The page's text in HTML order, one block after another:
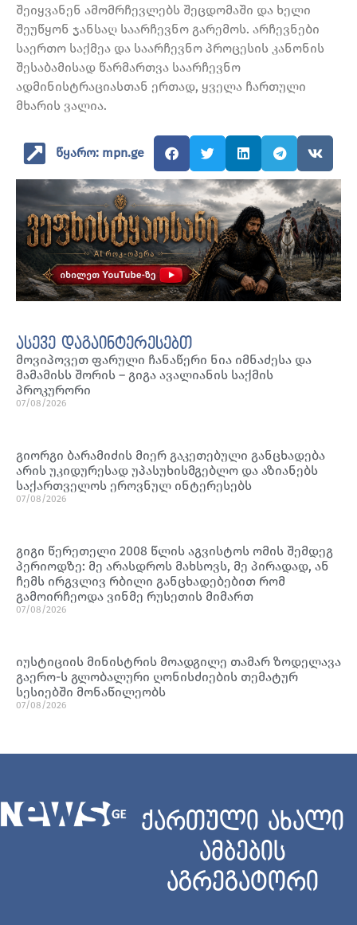
შეიყვანენ ამომრჩევლებს შეცდომაში და ხელი
შეუწყონ ჯანსაღ საარჩევნო გარემოს. არჩევნები
საერთო საქმეა და საარჩევნო პროცესის კანონის
შესაბამისად წარმართვა საარჩევნო
ადმინისტრაციასთან ერთად, ყველა ჩართული
მხარის ვალია.
წყარო: mpn.ge
ასევე დაგაინტერესებთ
მოვიპოვეთ ფარული ჩანაწერი ნია იმნაძესა და
მამამისს შორის – გიგა ავალიანის საქმის
პროკურორი
07/08/2026
გიორგი ბარამიძის მიერ გაკეთებული განცხადება
არის უკიდურესად უპასუხისმგებლო და აზიანებს
საქართველოს ეროვნულ ინტერესებს
07/08/2026
გიგი წერეთელი 2008 წლის აგვისტოს ომის შემდეგ
პერიოდზე: მე არასდროს მახსოვს, მე პირადად, ან
ჩემს ირგვლივ რბილი განცხადებებით რომ
გამოირჩეოდა ვინმე რუსეთის მიმართ
07/08/2026
იუსტიციის მინისტრის მოადგილე თამარ ზოდელავა
გაერო-ს გლობალური ღონისძიების თემატურ
სესიებში მონაწილეობს
07/08/2026
ქართული ახალი
ამბების
აგრეგატორი